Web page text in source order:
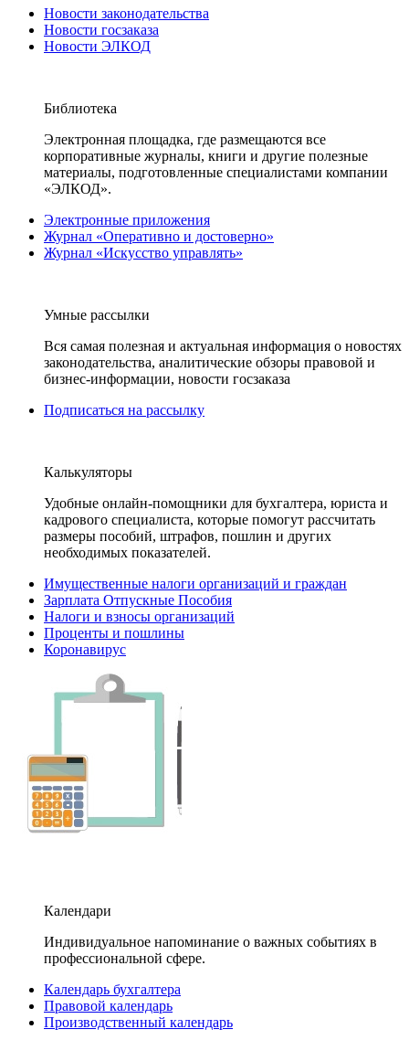
Новости законодательства
Новости госзаказа
Новости ЭЛКОД
Библиотека
Электронная площадка, где размещаются все
корпоративные журналы, книги и другие полезные
материалы, подготовленные специалистами компании
«ЭЛКОД».
Электронные приложения
Журнал «Оперативно и достоверно»
Журнал «Искусство управлять»
Умные рассылки
Вся самая полезная и актуальная информация о новостях
законодательства, аналитические обзоры правовой и
бизнес-информации, новости госзаказа
Подписаться на рассылку
Калькуляторы
Удобные онлайн-помощники для бухгалтера, юриста и
кадрового специалиста, которые помогут рассчитать
размеры пособий, штрафов, пошлин и других
необходимых показателей.
Имущественные налоги организаций и граждан
Зарплата Отпускные Пособия
Налоги и взносы организаций
Проценты и пошлины
Коронавирус
Календари
Индивидуальное напоминание о важных событиях в
профессиональной сфере.
Календарь бухгалтера
Правовой календарь
Производственный календарь